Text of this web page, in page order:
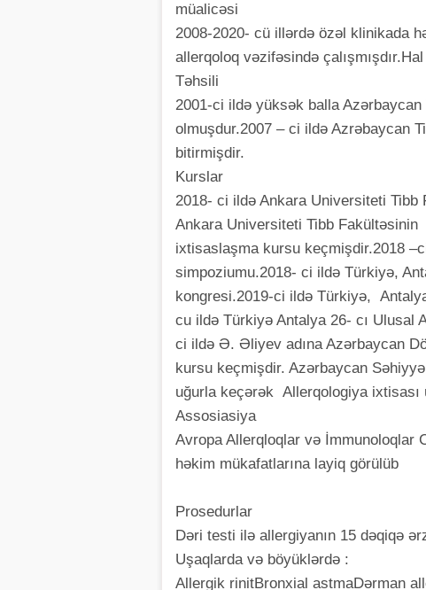
müalicəsi
2008-2020- cü illərdə özəl klinikada
allerqoloq vəzifəsində
Təhsili
2001-ci ildə yüksək balla
olmuşdur.2007 – ci ildə Azrəbaycan
bitirmişdir.
Kurslar
2018- ci ildə Ankara Universiteti
Ankara Universiteti Tibb
ixtisaslaşma kursu keçmişdir.2018
simpoziumu.2018- ci ildə Türkiyə,
kongresi.2019-ci ildə Türkiyə,
cu ildə Türkiyə Antalya 26- cı Ulusal
ci ildə Ə. Əliyev adına Azərbaycan
kursu keçmişdir. Azərbaycan
uğurla keçərək Allerqologiya ixtisası
Assosiasiya
Avropa Allerqloqlar və İmmunoloqlar
həkim mükafatlarına layiq görülüb
Prosedurlar
Dəri testi ilə allergiyanın 15 dəqiqə
Uşaqlarda və böyüklərdə :
Allergik rinitBronxial astmaDərman